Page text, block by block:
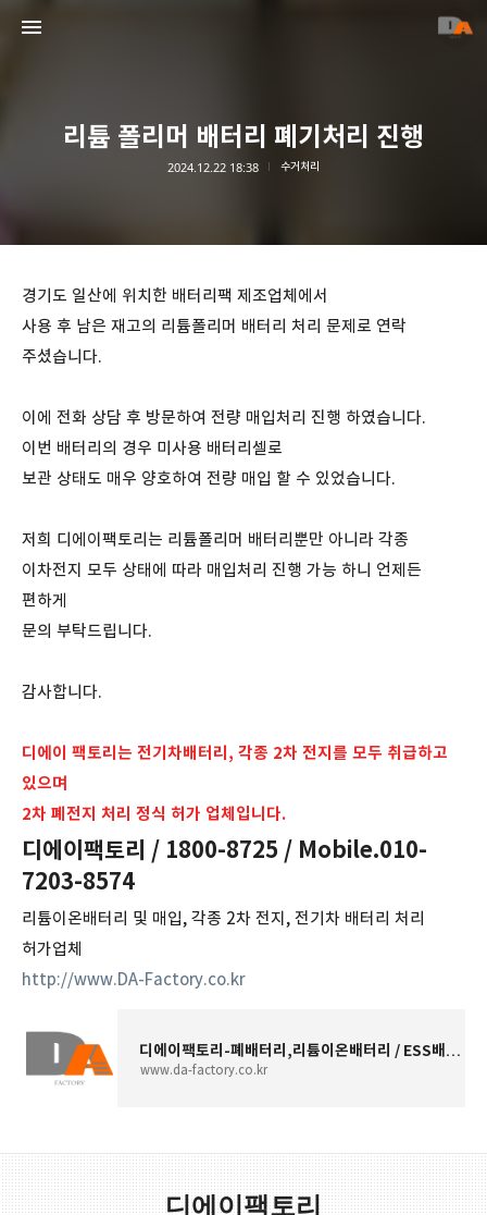
리튬 폴리머 배터리 폐기처리 진행
2024.12.22 18:38 수거처리
경기도 일산에 위치한 배터리팩 제조업체에서
사용 후 남은 재고의 리튬폴리머 배터리 처리 문제로 연락
주셨습니다.
이에 전화 상담 후 방문하여 전량 매입처리 진행 하였습니다.
이번 배터리의 경우 미사용 배터리셀로
보관 상태도 매우 양호하여 전량 매입 할 수 있었습니다.
저희 디에이팩토리는 리튬폴리머 배터리뿐만 아니라 각종
이차전지 모두 상태에 따라 매입처리 진행 가능 하니 언제든
편하게
문의 부탁드립니다.
감사합니다.
디에이 팩토리는 전기차배터리, 각종 2차 전지를 모두 취급하고
있으며
2차 폐전지 처리 정식 허가 업체입니다.
디에이팩토리 / 1800-8725 / Mobile.010-
7203-8574
리튬이온배터리 및 매입, 각종 2차 전지, 전기차 배터리 처리
허가업체
http://www.DA-Factory.co.kr
디에이팩토리-폐배터리,리튬이온배터리 / ESS배터리 철거,매입
www.da-factory.co.kr
디에이팩토리-리튬이온배터리/2차전지/ESS철거/기업의불용재고 매입,폐기